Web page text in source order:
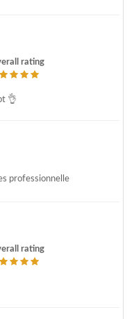
rating
👌
professionnelle
rating